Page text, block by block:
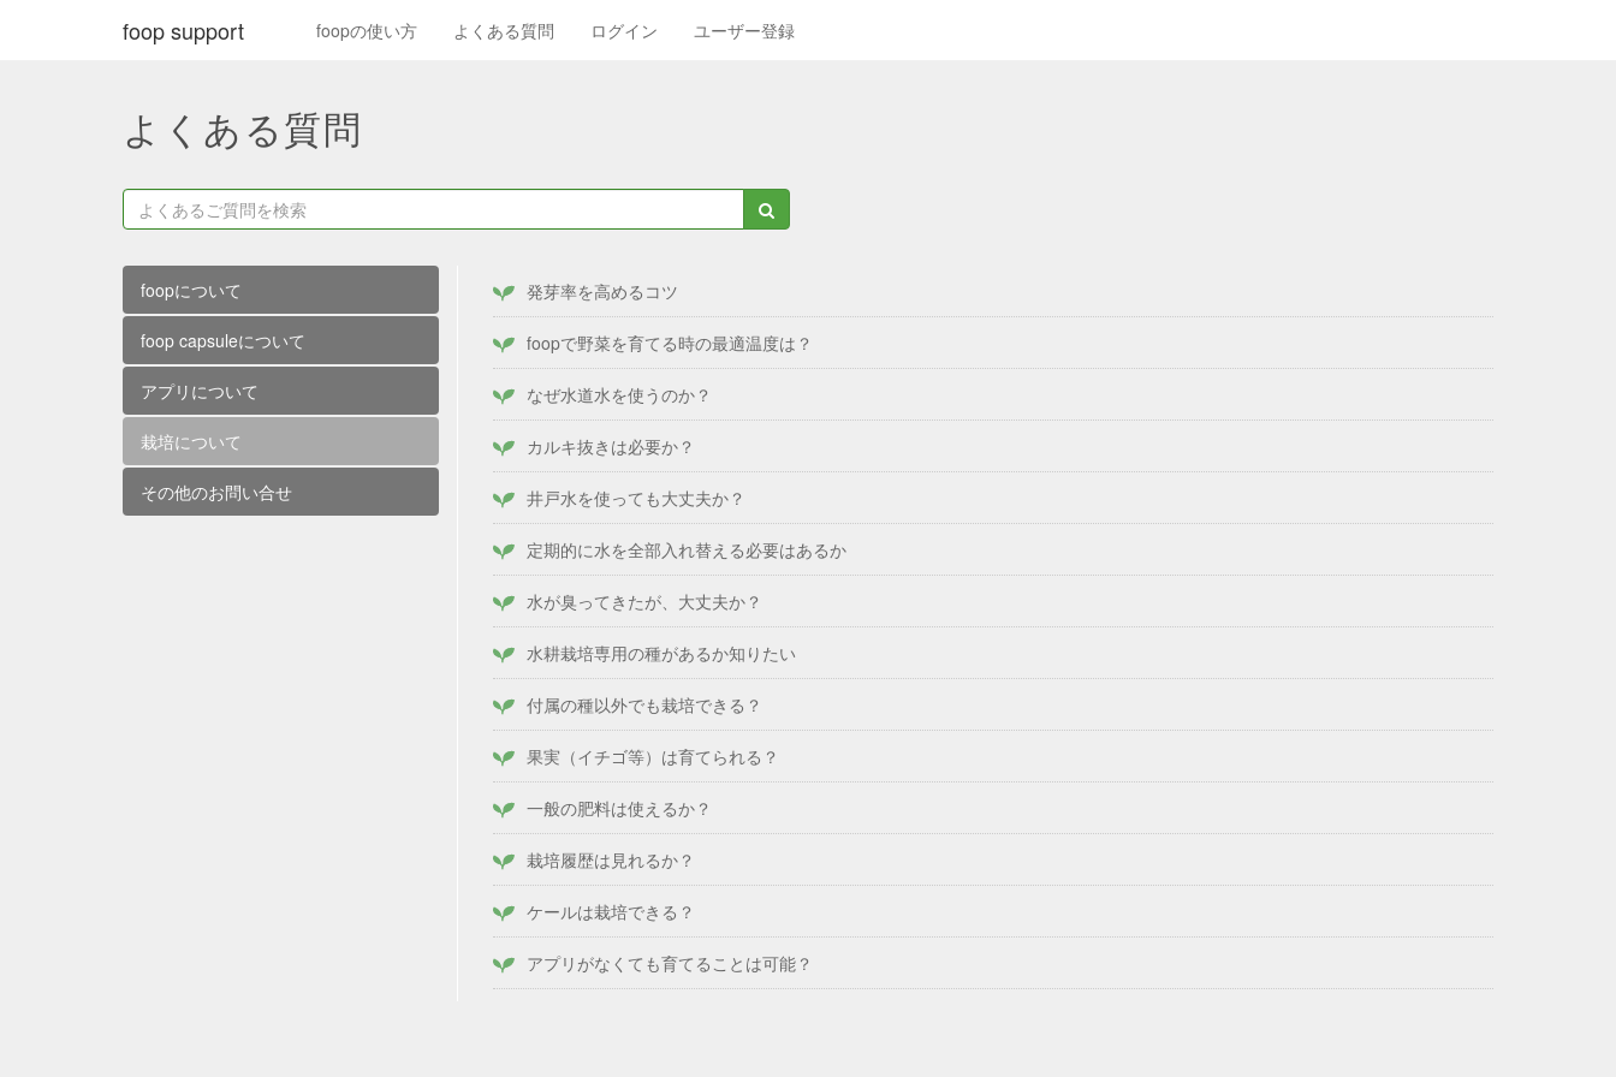
foop support foopの使い方 よくある質問 ログイン ユーザー登録
よくある質問
foopについて
foop capsuleについて
アプリについて
栽培について
その他のお問い合せ
発芽率を高めるコツ
foopで野菜を育てる時の最適温度は？
なぜ水道水を使うのか？
カルキ抜きは必要か？
井戸水を使っても大丈夫か？
定期的に水を全部入れ替える必要はあるか
水が臭ってきたが、大丈夫か？
水耕栽培専用の種があるか知りたい
付属の種以外でも栽培できる？
果実（イチゴ等）は育てられる？
一般の肥料は使えるか？
栽培履歴は見れるか？
ケールは栽培できる？
アプリがなくても育てることは可能？